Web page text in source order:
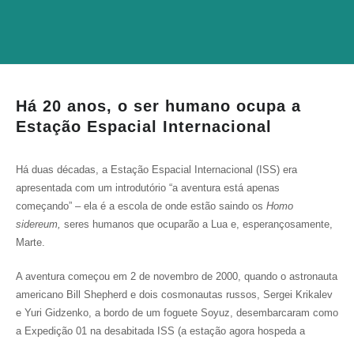
Há 20 anos, o ser humano ocupa a
Estação Espacial Internacional
Há duas décadas, a Estação Espacial Internacional (ISS) era
apresentada com um introdutório “a aventura está apenas
começando” – ela é a escola de onde estão saindo os Homo
sidereum, seres humanos que ocuparão a Lua e, esperançosamente,
Marte.
A aventura começou em 2 de novembro de 2000, quando o astronauta
americano Bill Shepherd e dois cosmonautas russos, Sergei Krikalev
e Yuri Gidzenko, a bordo de um foguete Soyuz, desembarcaram como
a Expedição 01 na desabitada ISS (a estação agora hospeda a